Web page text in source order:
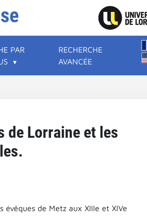
PAR
RECHERCHE
AVANCÉE
de Lorraine et les
de Metz aux XIIIe et XIVe